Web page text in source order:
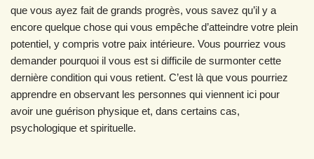
que vous ayez fait de grands progrès, vous savez qu’il y a
encore quelque chose qui vous empêche d’atteindre votre plein
potentiel, y compris votre paix intérieure. Vous pourriez vous
demander pourquoi il vous est si difficile de surmonter cette
dernière condition qui vous retient. C’est là que vous pourriez
apprendre en observant les personnes qui viennent ici pour
avoir une guérison physique et, dans certains cas,
psychologique et spirituelle.